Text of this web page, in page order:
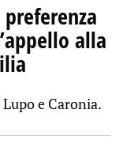
alla
e Caronia.